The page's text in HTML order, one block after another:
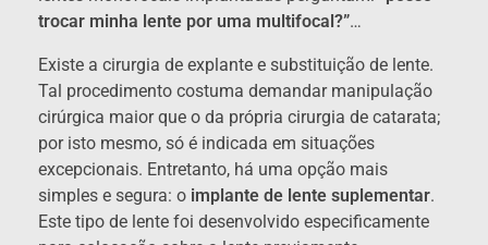
trocar minha lente por uma multifocal?”…
Existe a cirurgia de explante e substituição de lente.
Tal procedimento costuma demandar manipulação
cirúrgica maior que o da própria cirurgia de catarata;
por isto mesmo, só é indicada em situações
excepcionais. Entretanto, há uma opção mais
simples e segura: o implante de lente suplementar.
Este tipo de lente foi desenvolvido especificamente